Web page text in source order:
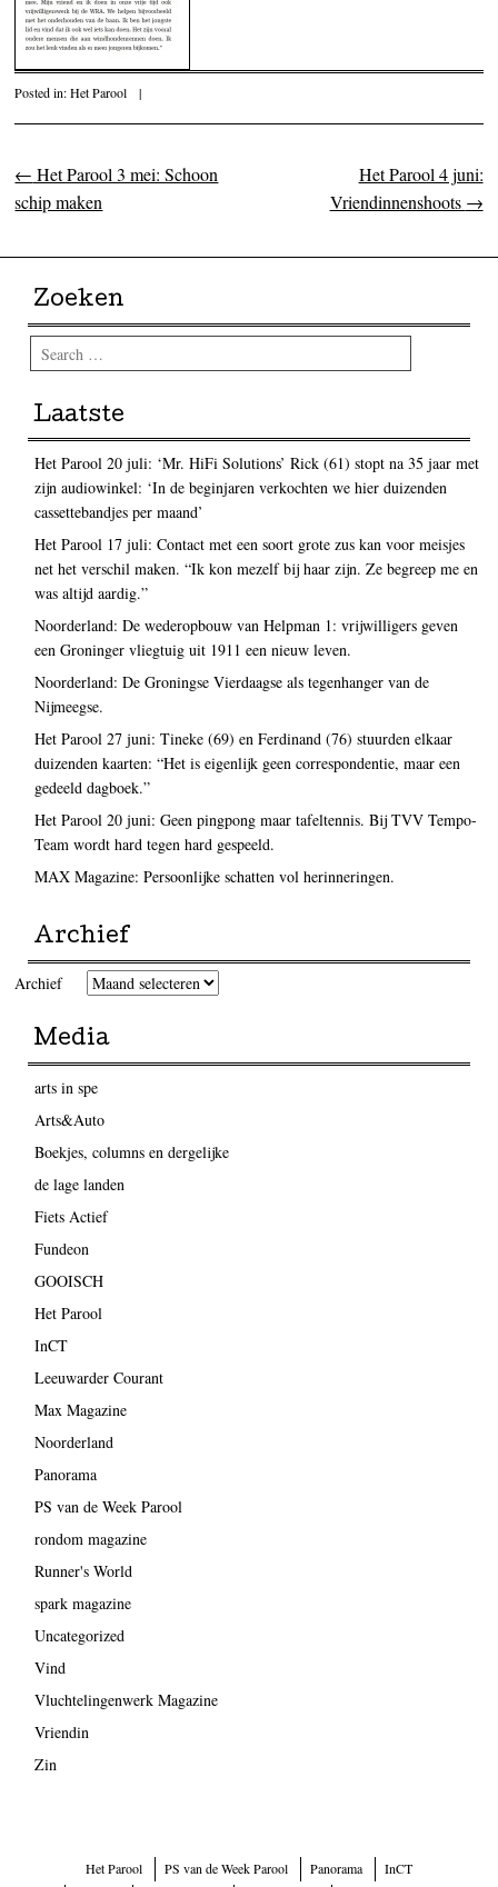
Posted in:Het Parool |
Post navigation
← Het Parool 3 mei: Schoon
schip maken
Het Parool 4 juni:
Vriendinnenshoots →
Zoeken
Search
Laatste
Het Parool 20 juli: ‘Mr. HiFi Solutions’ Rick (61) stopt na 35 jaar met
zijn audiowinkel: ‘In de beginjaren verkochten we hier duizenden
cassettebandjes per maand’
Het Parool 17 juli: Contact met een soort grote zus kan voor meisjes
net het verschil maken. “Ik kon mezelf bij haar zijn. Ze begreep me en
was altijd aardig.”
Noorderland: De wederopbouw van Helpman 1: vrijwilligers geven
een Groninger vliegtuig uit 1911 een nieuw leven.
Noorderland: De Groningse Vierdaagse als tegenhanger van de
Nijmeegse.
Het Parool 27 juni: Tineke (69) en Ferdinand (76) stuurden elkaar
duizenden kaarten: “Het is eigenlijk geen correspondentie, maar een
gedeeld dagboek.”
Het Parool 20 juni: Geen pingpong maar tafeltennis. Bij TVV Tempo-
Team wordt hard tegen hard gespeeld.
MAX Magazine: Persoonlijke schatten vol herinneringen.
Archief
Archief
Media
arts in spe
Arts&Auto
Boekjes, columns en dergelijke
de lage landen
Fiets Actief
Fundeon
GOOISCH
Het Parool
InCT
Leeuwarder Courant
Max Magazine
Noorderland
Panorama
PS van de Week Parool
rondom magazine
Runner's World
spark magazine
Uncategorized
Vind
Vluchtelingenwerk Magazine
Vriendin
Zin
Het Parool PS van de Week Parool Panorama InCT